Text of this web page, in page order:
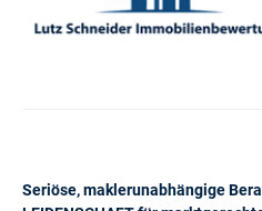
Seriöse, maklerunabhängige